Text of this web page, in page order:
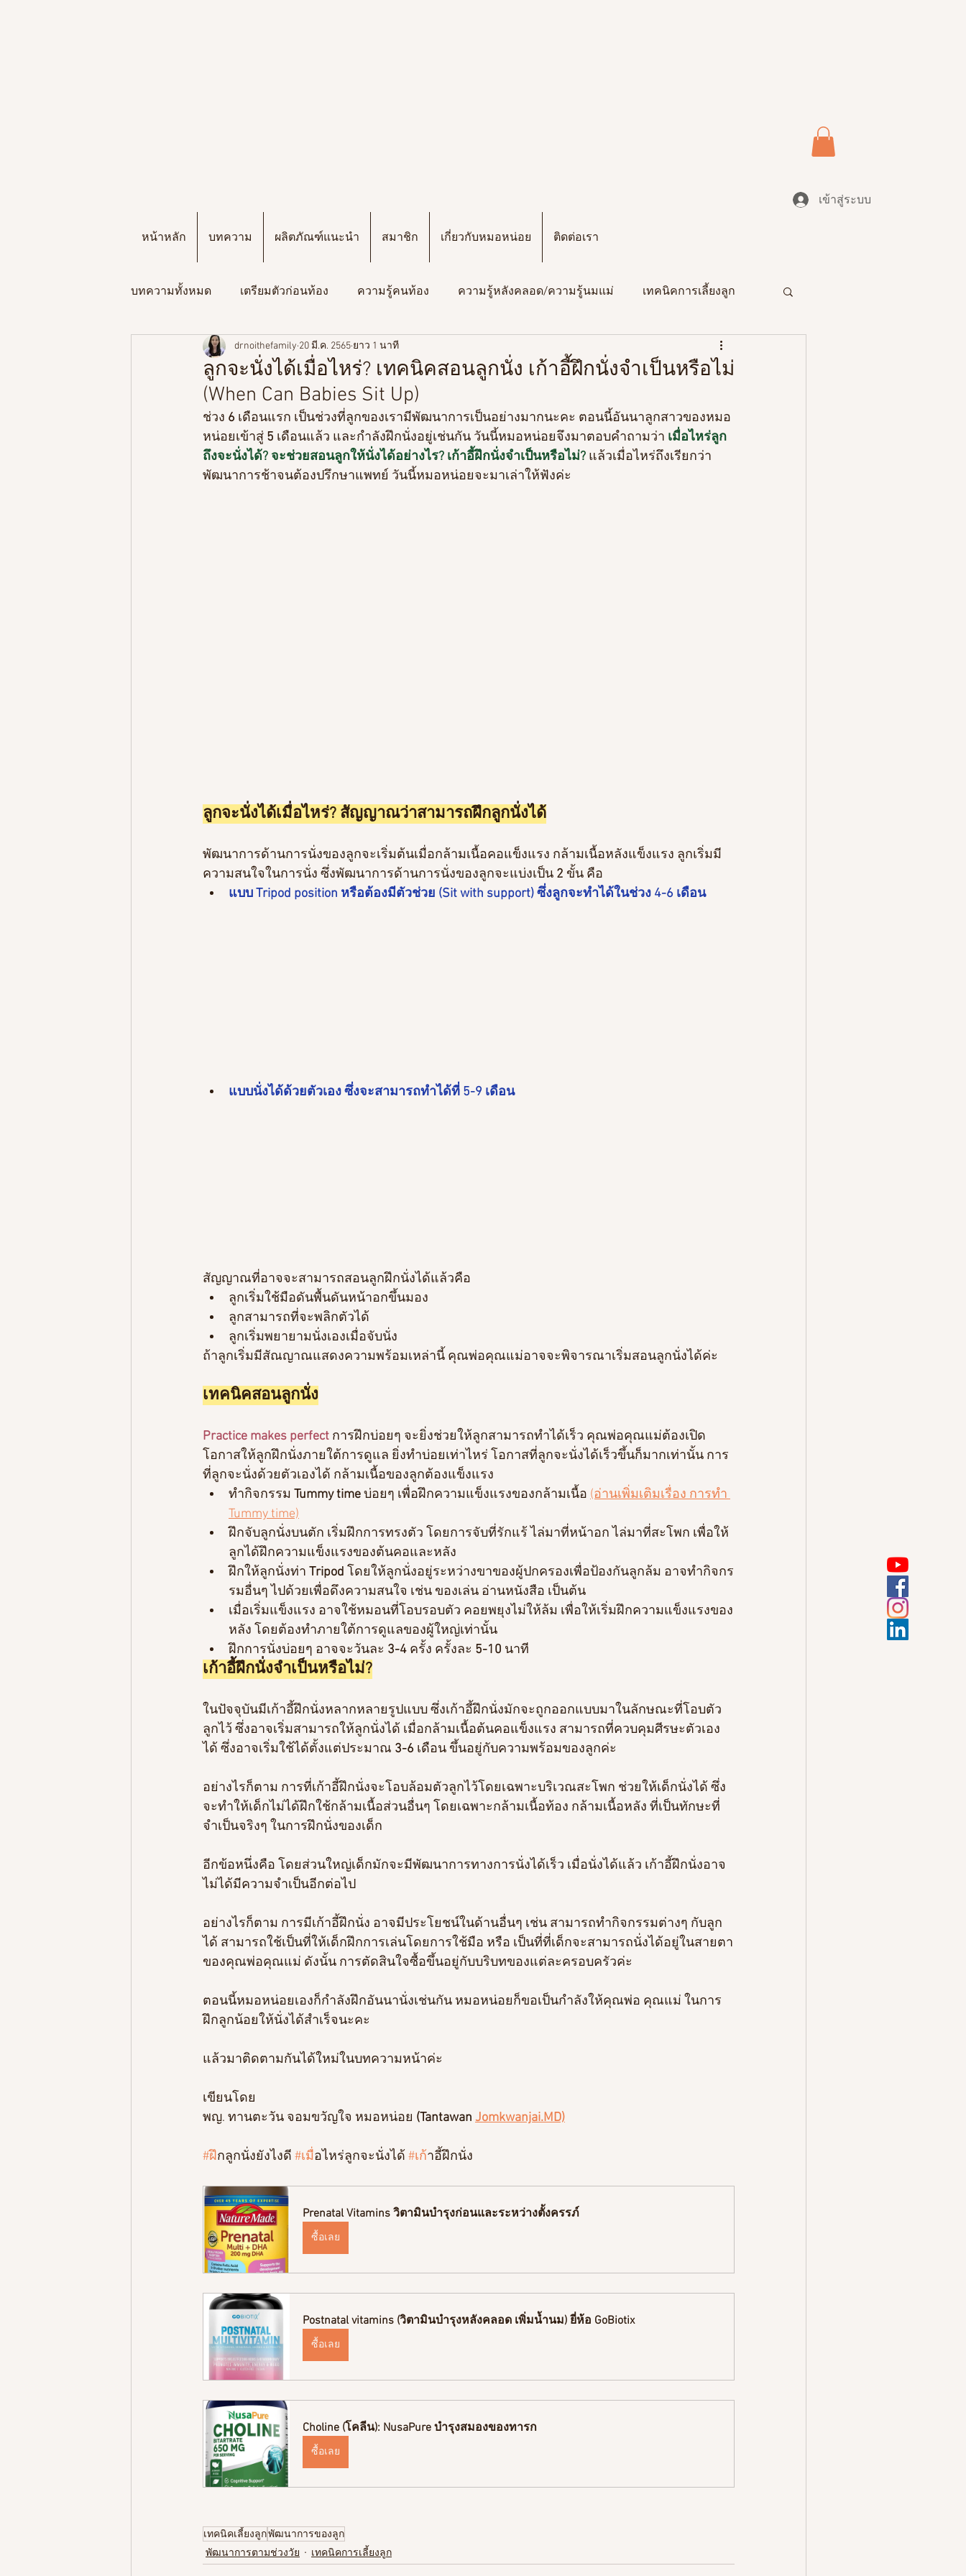
หน้าหลัก บทความ ผลิตภัณฑ์แนะนำ สมาชิก เกี่ยวกับหมอหน่อย ติดต่อเรา
เข้าสู่ระบบ
บทความทั้งหมด เตรียมตัวก่อนท้อง ความรู้คนท้อง ความรู้หลังคลอด/ความรู้นมแม่ เทคนิคการเลี้ยงลูก
พัฒนาการตามช่วงวัย ความรู้เกี่ยวกับวิตามิน
สูตรอาหารลูกน้อย
ลูกจะนั่งได้เมื่อไหร่? เทคนิคสอนลูกนั่ง เก้าอี้ฝึกนั่งจำเป็นหรือไม่
(When Can Babies Sit Up)
drnoithefamily 20 มี.ค. 2565 ยาว 1 นาที
ช่วง 6 เดือนแรก เป็นช่วงที่ลูกของเรามีพัฒนาการเป็นอย่างมากนะคะ ตอนนี้อันนาลูกสาวของหมอ
หน่อยเข้าสู่ 5 เดือนแล้ว และกำลังฝึกนั่งอยู่เช่นกัน วันนี้หมอหน่อยจึงมาตอบคำถามว่า เมื่อไหร่ลูก
ถึงจะนั่งได้? จะช่วยสอนลูกให้นั่งได้อย่างไร? เก้าอี้ฝึกนั่งจำเป็นหรือไม่? แล้วเมื่อไหร่ถึงเรียกว่า
พัฒนาการช้าจนต้องปรึกษาแพทย์ วันนี้หมอหน่อยจะมาเล่าให้ฟังค่ะ
ลูกจะนั่งได้เมื่อไหร่? สัญญาณว่าสามารถฝึกลูกนั่งได้
พัฒนาการด้านการนั่งของลูกจะเริ่มต้นเมื่อกล้ามเนื้อคอแข็งแรง กล้ามเนื้อหลังแข็งแรง ลูกเริ่มมี
ความสนใจในการนั่ง ซึ่งพัฒนาการด้านการนั่งของลูกจะแบ่งเป็น 2 ขั้น คือ
แบบ Tripod position หรือต้องมีตัวช่วย (Sit with support) ซึ่งลูกจะทำได้ในช่วง 4-6 เดือน
แบบนั่งได้ด้วยตัวเอง ซึ่งจะสามารถทำได้ที่ 5-9 เดือน
สัญญาณที่อาจจะสามารถสอนลูกฝึกนั่งได้แล้วคือ
ลูกเริ่มใช้มือดันพื้นดันหน้าอกขึ้นมอง
ลูกสามารถที่จะพลิกตัวได้
ลูกเริ่มพยายามนั่งเองเมื่อจับนั่ง
ถ้าลูกเริ่มมีสัณญาณแสดงความพร้อมเหล่านี้ คุณพ่อคุณแม่อาจจะพิจารณาเริ่มสอนลูกนั่งได้ค่ะ
เทคนิคสอนลูกนั่ง
Practice makes perfect การฝึกบ่อยๆ จะยิ่งช่วยให้ลูกสามารถทำได้เร็ว คุณพ่อคุณแม่ต้องเปิด
โอกาสให้ลูกฝึกนั่งภายใต้การดูแล ยิ่งทำบ่อยเท่าไหร่ โอกาสที่ลูกจะนั่งได้เร็วขึ้นก็มากเท่านั้น การ
ที่ลูกจะนั่งด้วยตัวเองได้ กล้ามเนื้อของลูกต้องแข็งแรง
ทำกิจกรรม Tummy time บ่อยๆ เพื่อฝึกความแข็งแรงของกล้ามเนื้อ (อ่านเพิ่มเติมเรื่อง การทำ
Tummy time)
ฝึกจับลูกนั่งบนตัก เริ่มฝึกการทรงตัว โดยการจับที่รักแร้ ไล่มาที่หน้าอก ไล่มาที่สะโพก เพื่อให้
ลูกได้ฝึกความแข็งแรงของต้นคอและหลัง
ฝึกให้ลูกนั่งท่า Tripod โดยให้ลูกนั่งอยู่ระหว่างขาของผู้ปกครองเพื่อป้องกันลูกล้ม อาจทำกิจกร
รมอื่นๆ ไปด้วยเพื่อดึงความสนใจ เช่น ของเล่น อ่านหนังสือ เป็นต้น
เมื่อเริ่มแข็งแรง อาจใช้หมอนที่โอบรอบตัว คอยพยุงไม่ให้ล้ม เพื่อให้เริ่มฝึกความแข็งแรงของ
หลัง โดยต้องทำภายใต้การดูแลของผู้ใหญ่เท่านั้น
ฝึกการนั่งบ่อยๆ อาจจะวันละ 3-4 ครั้ง ครั้งละ 5-10 นาที
เก้าอี้ฝึกนั่งจำเป็นหรือไม่?
ในปัจจุบันมีเก้าอี้ฝึกนั่งหลากหลายรูปแบบ ซึ่งเก้าอี้ฝึกนั่งมักจะถูกออกแบบมาในลักษณะที่โอบตัว
ลูกไว้ ซึ่งอาจเริ่มสามารถให้ลูกนั่งได้ เมื่อกล้ามเนื้อต้นคอแข็งแรง สามารถที่ควบคุมศีรษะตัวเอง
ได้ ซึ่งอาจเริ่มใช้ได้ตั้งแต่ประมาณ 3-6 เดือน ขึ้นอยู่กับความพร้อมของลูกค่ะ
อย่างไรก็ตาม การที่เก้าอี้ฝึกนั่งจะโอบล้อมตัวลูกไว้โดยเฉพาะบริเวณสะโพก ช่วยให้เด็กนั่งได้ ซึ่ง
จะทำให้เด็กไม่ได้ฝึกใช้กล้ามเนื้อส่วนอื่นๆ โดยเฉพาะกล้ามเนื้อท้อง กล้ามเนื้อหลัง ที่เป็นทักษะที่
จำเป็นจริงๆ ในการฝึกนั่งของเด็ก
อีกข้อหนึ่งคือ โดยส่วนใหญ่เด็กมักจะมีพัฒนาการทางการนั่งได้เร็ว เมื่อนั่งได้แล้ว เก้าอี้ฝึกนั่งอาจ
ไม่ได้มีความจำเป็นอีกต่อไป
อย่างไรก็ตาม การมีเก้าอี้ฝึกนั่ง อาจมีประโยชน์ในด้านอื่นๆ เช่น สามารถทำกิจกรรมต่างๆ กับลูก
ได้ สามารถใช้เป็นที่ให้เด็กฝึกการเล่นโดยการใช้มือ หรือ เป็นที่ที่เด็กจะสามารถนั่งได้อยู่ในสายตา
ของคุณพ่อคุณแม่ ดังนั้น การตัดสินใจซื้อขึ้นอยู่กับบริบทของแต่ละครอบครัวค่ะ
ตอนนี้หมอหน่อยเองก็กำลังฝึกอันนานั่งเช่นกัน หมอหน่อยก็ขอเป็นกำลังให้คุณพ่อ คุณแม่ ในการ
ฝึกลูกน้อยให้นั่งได้สำเร็จนะคะ
แล้วมาติดตามกันได้ใหม่ในบทความหน้าค่ะ
เขียนโดย
พญ. ทานตะวัน จอมขวัญใจ หมอหน่อย (Tantawan Jomkwanjai.MD)
#ฝึกลูกนั่งยังไงดี #เมื่อไหร่ลูกจะนั่งได้ #เก้าอี้ฝึกนั่ง
Prenatal Vitamins วิตามินบำรุงก่อนและระหว่างตั้งครรภ์
ซื้อเลย
Postnatal vitamins (วิตามินบำรุงหลังคลอด เพิ่มน้ำนม) ยี่ห้อ GoBiotix
ซื้อเลย
Choline (โคลีน): NusaPure บำรุงสมองของทารก
ซื้อเลย
เทคนิคเลี้ยงลูกพัฒนาการของลูก
พัฒนาการตามช่วงวัย เทคนิคการเลี้ยงลูก